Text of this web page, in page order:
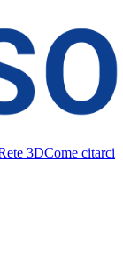
3DCome citarci